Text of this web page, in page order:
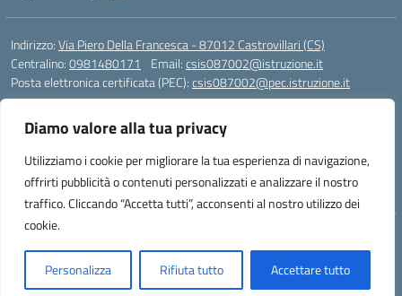
Diamo valore alla tua privacy
Utilizziamo i cookie per migliorare la tua esperienza di navigazione,
offrirti pubblicità o contenuti personalizzati e analizzare il nostro
traffico. Cliccando “Accetta tutti”, acconsenti al nostro utilizzo dei
cookie.
Personalizza Rifiuta tutto Accettare tutto
Indirizzo:Via Piero Della Francesca - 87012 Castrovillari (CS)
Centralino:0981480171 Email:csis087002@istruzione.it
Posta elettronica certificata (PEC):csis087002@pec.istruzione.it
Codice meccanografico:CSIS087002
Codice Indice delle Pubbliche Amministrazioni (IPA): PNG4CA8K
Codice unico di fatturazione (CUF): R8N7JA